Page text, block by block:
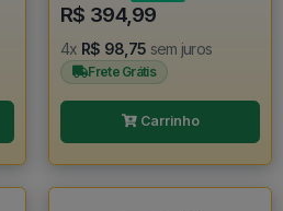
R$ 394,99
4x R$ 98,75 sem juros
Frete Grátis
Carrinho